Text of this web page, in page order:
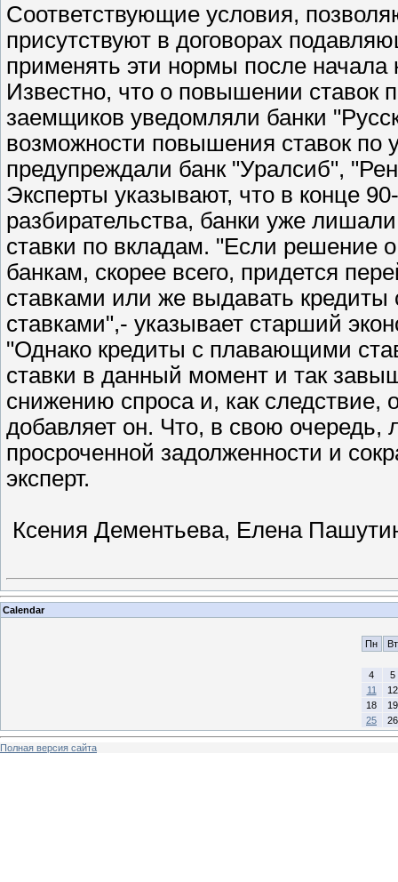
Соответствующие условия,
присутствуют в договорах
применять эти нормы после начала
Известно, что о повышении ставок
заемщиков уведомляли банки
возможности повышения ставок по
предупреждали банк "Уралсиб",
Эксперты указывают, что в конце
разбирательства, банки уже
ставки по вкладам. "Если решение
банкам, скорее всего, придется
ставками или же выдавать
ставками",- указывает старший
"Однако кредиты с плавающими
ставки в данный момент и так
снижению спроса и, как следствие,
добавляет он. Что, в свою очередь,
просроченной задолженности и
эксперт.
Ксения Дементьева, Елена
Calendar
Пн Вт
4
5
11
12
18
19
25
26
Полная версия сайта